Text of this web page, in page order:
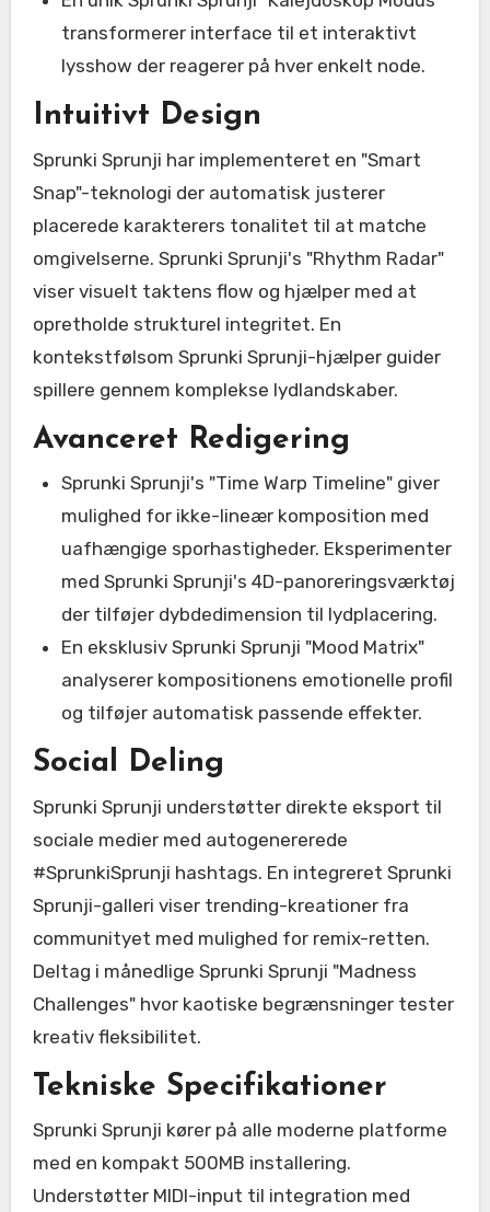
transformerer interface til et interaktivt
lysshow der reagerer på hver enkelt node.
Intuitivt Design
Sprunki Sprunji har implementeret en "Smart
Snap"-teknologi der automatisk justerer
placerede karakterers tonalitet til at matche
omgivelserne. Sprunki Sprunji's "Rhythm Radar"
viser visuelt taktens flow og hjælper med at
opretholde strukturel integritet. En
kontekstfølsom Sprunki Sprunji-hjælper guider
spillere gennem komplekse lydlandskaber.
Avanceret Redigering
Sprunki Sprunji's "Time Warp Timeline" giver
mulighed for ikke-lineær komposition med
uafhængige sporhastigheder. Eksperimenter
med Sprunki Sprunji's 4D-panoreringsværktøj
der tilføjer dybdedimension til lydplacering.
En eksklusiv Sprunki Sprunji "Mood Matrix"
analyserer kompositionens emotionelle profil
og tilføjer automatisk passende effekter.
Social Deling
Sprunki Sprunji understøtter direkte eksport til
sociale medier med autogenererede
#SprunkiSprunji hashtags. En integreret Sprunki
Sprunji-galleri viser trending-kreationer fra
communityet med mulighed for remix-retten.
Deltag i månedlige Sprunki Sprunji "Madness
Challenges" hvor kaotiske begrænsninger tester
kreativ fleksibilitet.
Tekniske Specifikationer
Sprunki Sprunji kører på alle moderne platforme
med en kompakt 500MB installering.
Understøtter MIDI-input til integration med